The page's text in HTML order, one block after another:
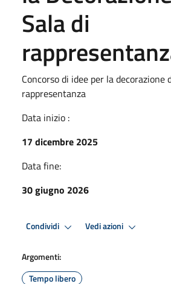
Sala di
Concorso di idee per la decorazione
rappresentanza
Data inizio :
17 dicembre 2025
Data fine:
30 giugno 2026
Condividi Vedi azioni
Argomenti:
Tempo libero